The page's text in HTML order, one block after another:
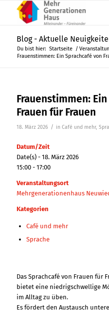
Blog - Aktuelle
Du bist hier: Startseite /
Frauenstimmen: Ein Sprachcafé von
Frauenstimmen:
Frauen für Frauen
18. März 2026 / in Café und mehr,
Datum/Zeit
Date(s) - 18. März 2026
15:00 - 17:00
Veranstaltungsort
Mehrgenerationenhaus
Kategorien
Café und mehr
Sprache
Das Sprachcafé von Frauen
bietet eine niedrigschwellige
im Alltag zu üben.
Es fördert den Austausch